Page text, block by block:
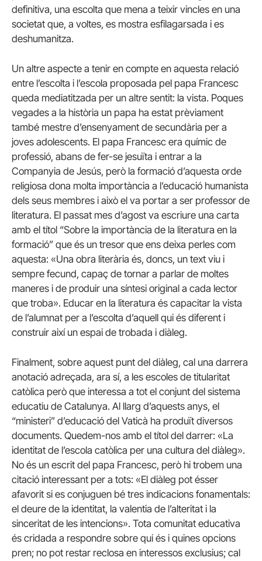
definitiva, una escolta que mena a teixir vincles en una
societat que, a voltes, es mostra esfilagarsada i es
deshumanitza.
Un altre aspecte a tenir en compte en aquesta relació
entre l’escolta i l’escola proposada pel papa Francesc
queda mediatitzada per un altre sentit: la vista. Poques
vegades a la història un papa ha estat prèviament
també mestre d’ensenyament de secundària per a
joves adolescents. El papa Francesc era químic de
professió, abans de fer-se jesuïta i entrar a la
Companyia de Jesús, però la formació d’aquesta orde
religiosa dona molta importància a l’educació humanista
dels seus membres i això el va portar a ser professor de
literatura. El passat mes d’agost va escriure una carta
amb el títol “Sobre la importància de la literatura en la
formació” que és un tresor que ens deixa perles com
aquesta: «Una obra literària és, doncs, un text viu i
sempre fecund, capaç de tornar a parlar de moltes
maneres i de produir una síntesi original a cada lector
que troba». Educar en la literatura és capacitar la vista
de l’alumnat per a l’escolta d’aquell qui és diferent i
construir així un espai de trobada i diàleg.
Finalment, sobre aquest punt del diàleg, cal una darrera
anotació adreçada, ara sí, a les escoles de titularitat
catòlica però que interessa a tot el conjunt del sistema
educatiu de Catalunya. Al llarg d’aquests anys, el
“ministeri” d’educació del Vaticà ha produït diversos
documents. Quedem-nos amb el títol del darrer: «La
identitat de l’escola catòlica per una cultura del diàleg».
No és un escrit del papa Francesc, però hi trobem una
citació interessant per a tots: «El diàleg pot ésser
afavorit si es conjuguen bé tres indicacions fonamentals:
el deure de la identitat, la valentia de l’alteritat i la
sinceritat de les intencions». Tota comunitat educativa
és cridada a respondre sobre qui és i quines opcions
pren; no pot restar reclosa en interessos exclusius; cal